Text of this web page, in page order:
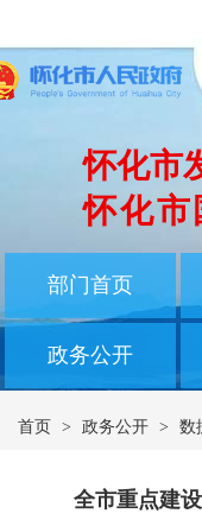
怀化市
怀化市
部门首页
政务公开
首页 > 政务公开 > 数
全市重点建